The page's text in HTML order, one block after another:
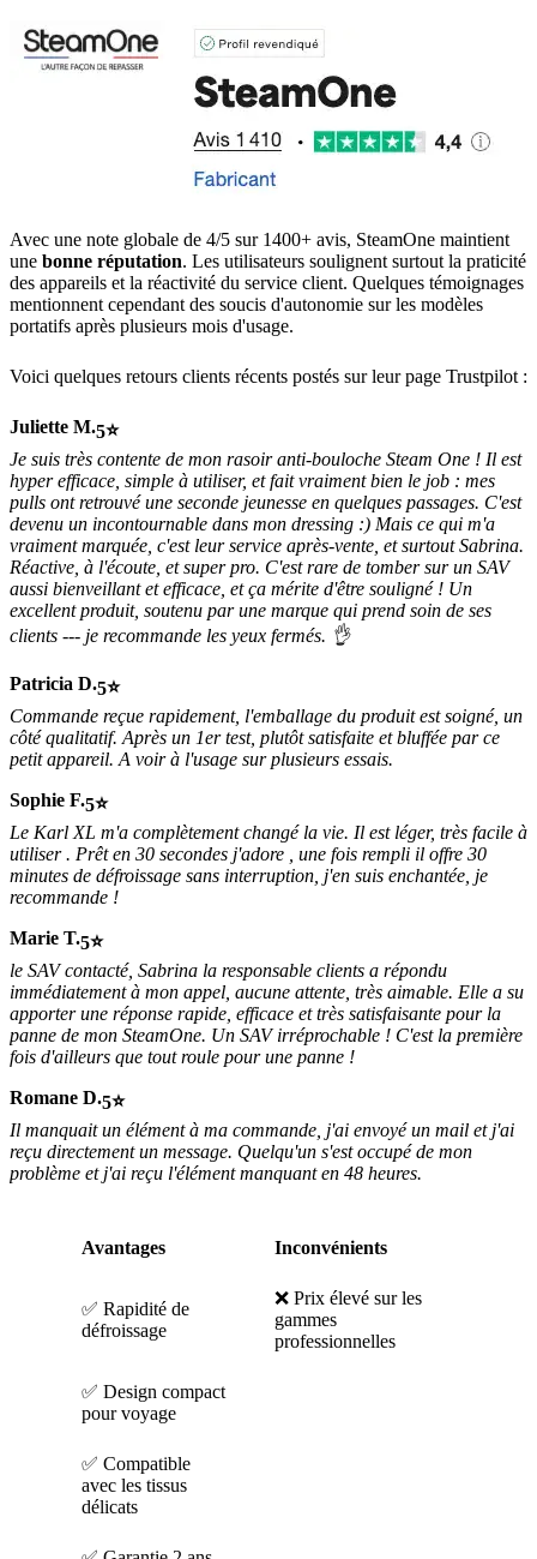
Avec une note globale de 4/5 sur 1400+ avis, SteamOne maintient
une bonne réputation. Les utilisateurs soulignent surtout la praticité
des appareils et la réactivité du service client. Quelques témoignages
mentionnent cependant des soucis d'autonomie sur les modèles
portatifs après plusieurs mois d'usage.
Voici quelques retours clients récents postés sur leur page Trustpilot :
Juliette M.5
Je suis très contente de mon rasoir anti-bouloche Steam One ! Il est
hyper efficace, simple à utiliser, et fait vraiment bien le job : mes
pulls ont retrouvé une seconde jeunesse en quelques passages. C'est
devenu un incontournable dans mon dressing :) Mais ce qui m'a
vraiment marquée, c'est leur service après-vente, et surtout Sabrina.
Réactive, à l'écoute, et super pro. C'est rare de tomber sur un SAV
aussi bienveillant et efficace, et ça mérite d'être souligné ! Un
excellent produit, soutenu par une marque qui prend soin de ses
clients --- je recommande les yeux fermés. 👌
Patricia D.5
Commande reçue rapidement, l'emballage du produit est soigné, un
côté qualitatif. Après un 1er test, plutôt satisfaite et bluffée par ce
petit appareil. A voir à l'usage sur plusieurs essais.
Sophie F.5
Le Karl XL m'a complètement changé la vie. Il est léger, très facile à
utiliser . Prêt en 30 secondes j'adore , une fois rempli il offre 30
minutes de défroissage sans interruption, j'en suis enchantée, je
recommande !
Marie T.5
le SAV contacté, Sabrina la responsable clients a répondu
immédiatement à mon appel, aucune attente, très aimable. Elle a su
apporter une réponse rapide, efficace et très satisfaisante pour la
panne de mon SteamOne. Un SAV irréprochable ! C'est la première
fois d'ailleurs que tout roule pour une panne !
Romane D.5
Il manquait un élément à ma commande, j'ai envoyé un mail et j'ai
reçu directement un message. Quelqu'un s'est occupé de mon
problème et j'ai reçu l'élément manquant en 48 heures.
Avantages Inconvénients
✅ Rapidité de
défroissage
❌ Prix élevé sur les
gammes
professionnelles
✅ Design compact
pour voyage
✅ Compatible
avec les tissus
délicats